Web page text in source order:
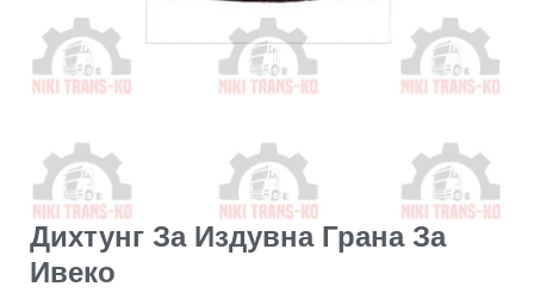
Дихтунг За Издувна Грана За
Ивеко